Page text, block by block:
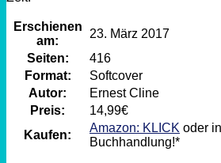
Erschienen
am:
23. März 2017
Seiten:
416
Format:
Softcover
Autor:
Ernest Cline
Preis:
14,99€
Kaufen:
Amazon: KLICK oder
Buchhandlung!*